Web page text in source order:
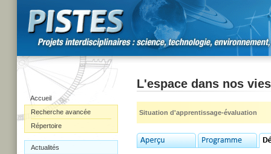
Accueil
Recherche avancée
Répertoire
Actualités
L'espace dans nos vies
Situation d'apprentissage-évaluation